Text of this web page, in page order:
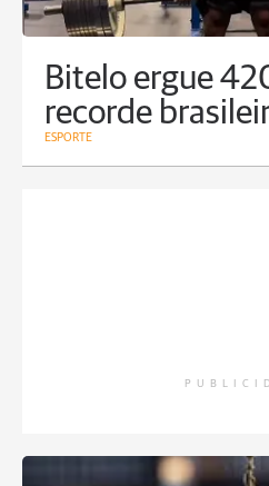
Bitelo ergue
recorde
ESPORTE